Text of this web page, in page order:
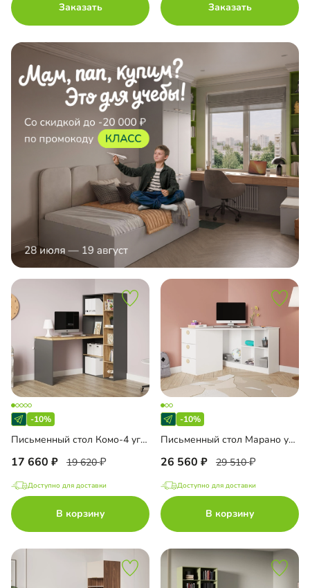
Заказать Заказать
-10%
Письменный стол Комо-4 угловой
17 660 19 620
Доступно для доставки
В корзину
-10%
Письменный стол Марано угловой
26 560 29 510
Доступно для доставки
В корзину